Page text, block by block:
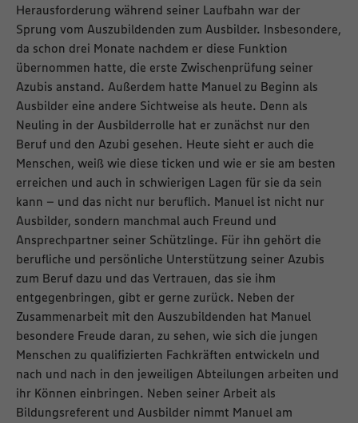
Herausforderung während seiner Laufbahn war der
Sprung vom Auszubildenden zum Ausbilder. Insbesondere,
da schon drei Monate nachdem er diese Funktion
übernommen hatte, die erste Zwischenprüfung seiner
Azubis anstand. Außerdem hatte Manuel zu Beginn als
Ausbilder eine andere Sichtweise als heute. Denn als
Neuling in der Ausbilderrolle hat er zunächst nur den
Beruf und den Azubi gesehen. Heute sieht er auch die
Menschen, weiß wie diese ticken und wie er sie am besten
erreichen und auch in schwierigen Lagen für sie da sein
kann – und das nicht nur beruflich. Manuel ist nicht nur
Ausbilder, sondern manchmal auch Freund und
Ansprechpartner seiner Schützlinge. Für ihn gehört die
berufliche und persönliche Unterstützung seiner Azubis
zum Beruf dazu und das Vertrauen, das sie ihm
entgegenbringen, gibt er gerne zurück. Neben der
Zusammenarbeit mit den Auszubildenden hat Manuel
besondere Freude daran, zu sehen, wie sich die jungen
Menschen zu qualifizierten Fachkräften entwickeln und
nach und nach in den jeweiligen Abteilungen arbeiten und
ihr Können einbringen. Neben seiner Arbeit als
Bildungsreferent und Ausbilder nimmt Manuel am